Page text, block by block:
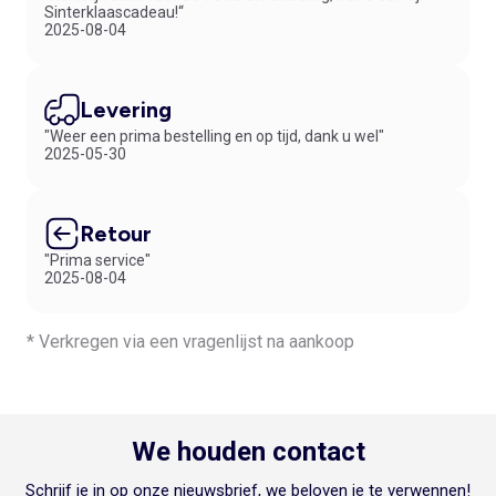
kleding vindt die gemaakt is van gerecyclede materialen of van 100%
biologisch katoen. Deze stof respecteert het milieu omdat er minder
vriendelijke lage prijzen.
DE TRENDY VESTEN EN TRUIEN VOOR MEISJES
Kies altijd voor functionaliteit en comfort zonder afbreuk te doen aan
de modetrends. Hiervoor zijn onze vesten en zachte truien de perfecte
er dol op zal zijn. Maar een exemplaar met strepen blijft eveneens een
mooie aanvulling voor haar kledingkast. In onze online shop vind je
tevensgebreide vesten voor meisjes
vesten, oversized of met leuke details op de schouders zijn gemaakt
van hoogwaardige materialen voor extra comfort. Verder zijn er
op het voorpand of op de schouders en ze zijn bovendien verkrijgbaar
in vele kleuren. Neutrale tinten zoals warm beige, bruin, lichtgrijs of
Sinterklaascadeau!“
2025-08-04
Levering
"Weer een prima bestelling en op tijd, dank u wel"
2025-05-30
Retour
"Prima service"
2025-08-04
* Verkregen via een vragenlijst na aankoop
We houden contact
Schrijf je in op onze nieuwsbrief, we beloven je te verwennen!